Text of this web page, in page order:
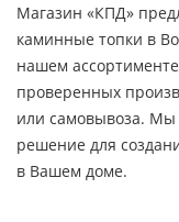
Магазин «КПД»
каминные топки в
нашем
проверенных
или самовывоза.
решение для
в Вашем доме.